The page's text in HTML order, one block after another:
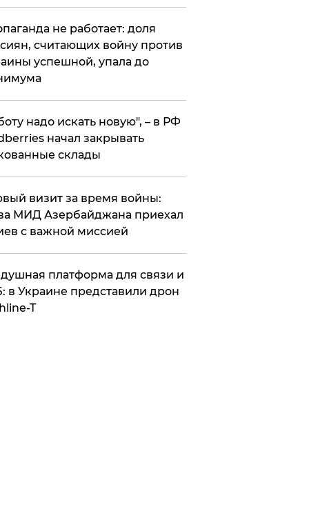
не работает: доля
считающих войну против
успешной, упала до
надо искать новую", – в РФ
начал закрывать
склады
визит за время войны:
МИД Азербайджана приехал
с важной миссией
платформа для связи и
в Украине представили дрон
T